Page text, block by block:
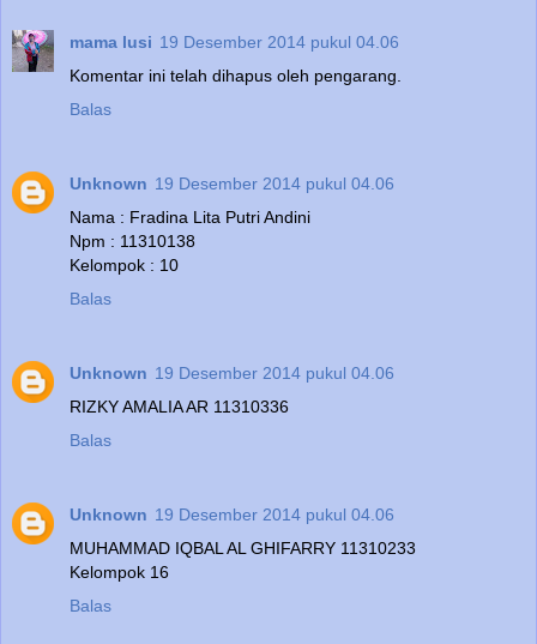
mama lusi 19 Desember 2014 pukul 04.06
Komentar ini telah dihapus oleh pengarang.
Balas
Unknown 19 Desember 2014 pukul 04.06
Nama : Fradina Lita Putri Andini
Npm : 11310138
Kelompok : 10
Balas
Unknown 19 Desember 2014 pukul 04.06
RIZKY AMALIA AR 11310336
Balas
Unknown 19 Desember 2014 pukul 04.06
MUHAMMAD IQBAL AL GHIFARRY 11310233
Kelompok 16
Balas